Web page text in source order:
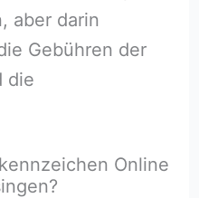
aber darin
Gebühren der
die
Online